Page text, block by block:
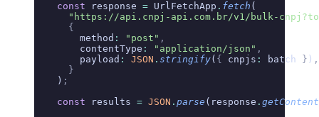
    const
response = UrlFetchApp . fetch (
"https://api.cnpj-api.com.br/v1/bulk-
      {
        method
: "post" ,
        contentType
: "application/json" ,
        payload
: JSON . stringify( { cnpjs : batch } ) ,
      }
    )
;
    const
results = JSON . parse (response .